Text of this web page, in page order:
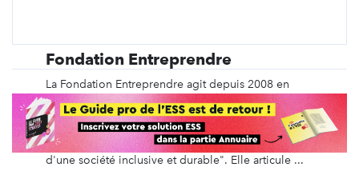
Fondation Entreprendre
La Fondation Entreprendre agit depuis 2008 en
faveur de la cause entrepreneuriale. Reconnue
d'utilité publique en 2011, elle appuie son action
sur sa raison d'être : "faire de l'entrepreneuriat un
levier d'émancipation pour toutes et tous, en faveur
d'une société inclusive et durable". Elle articule ...